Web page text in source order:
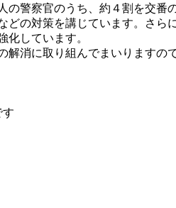
警察官のうち、約４割を交
の対策を講じています。さ
化しています。
消に取り組んでまいりますの
す